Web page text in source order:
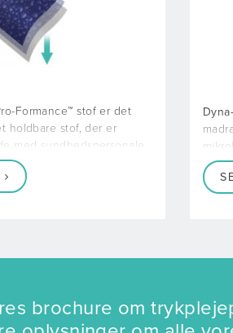
Formance™ stof er det
holdbare stof, der er
med sundhedspersonale
MVTR
brochure om